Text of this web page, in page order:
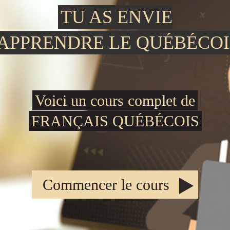
TU AS ENVIE
LE
Voici un cours complet de
FRANÇAIS QUÉBÉCOIS
Commencer le cours